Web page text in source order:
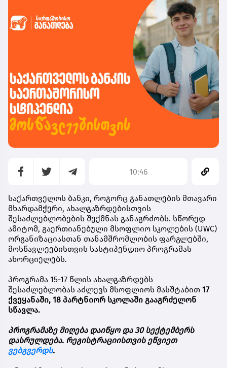
10:46
საქართველოს ბანკი, როგორც განათლების მთავარი
მხარდამჭერი, ახალგაზრდებისთვის
შესაძლებლობების შექმნას განაგრძობს. სწორედ
ამიტომ, გაერთიანებული მსოფლიო სკოლების (UWC)
ორგანიზაციასთან თანამშრომლობის ფარგლებში,
მოსწავლეებისთვის სასტიპენდიო პროგრამას
ახორციელებს.
პროგრამა 15-17 წლის ახალგაზრდებს
შესაძლებლობას აძლევს მსოფლიოს მასშტაბით 17
ქვეყანაში, 18 პარტნიორ სკოლაში გააგრძელონ
სწავლა.
პროგრამაზე მიღება დაიწყო და30 სექტემბერს
დასრულდება. რეგისტრაციისთვის ეწვიეთ
ვებგვერდს.